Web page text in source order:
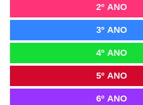
2º ANO
3º ANO
4º ANO
5º ANO
6º ANO